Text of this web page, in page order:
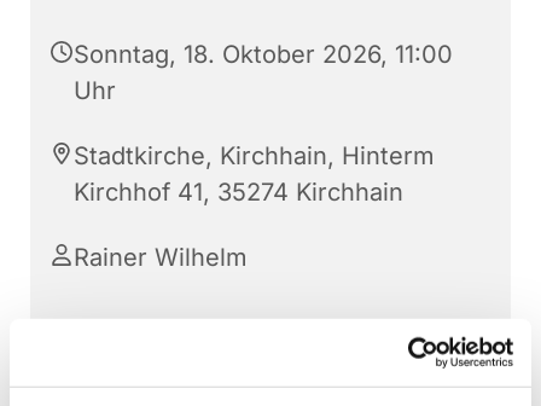
Sonntag, 18. Oktober 2026, 11:00
Uhr
Stadtkirche, Kirchhain, Hinterm
Kirchhof 41, 35274 Kirchhain
Rainer Wilhelm